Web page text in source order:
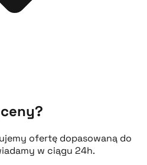
ofertę dopasowaną do
w ciągu 24h.